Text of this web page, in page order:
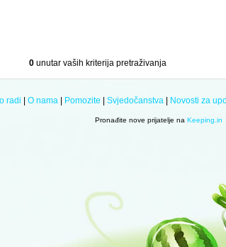
0unutar vaših kriterija pretraživanja
radi | O nama| Pomozite | Svjedočanstva| Novosti za
Pronađite nove prijatelje na Keeping.in